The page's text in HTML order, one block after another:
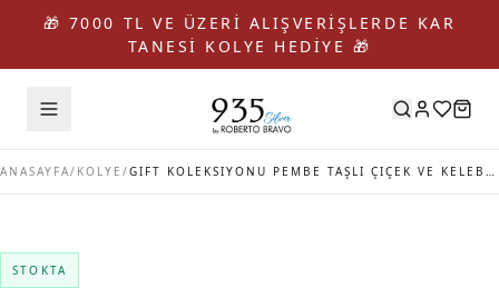
🎁 7000 TL VE ÜZERİ ALIŞVERİŞLERDE KAR
TANESİ KOLYE HEDİYE 🎁
ANASAYFA/ KOLYE / GIFT KOLEKSIYONU PEMBE TAŞLI ÇIÇEK VE KELEBEK BUKETI GÜMÜŞ KOLYE
STOKTA